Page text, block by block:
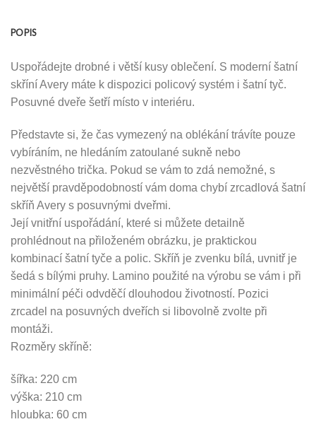
POPIS
Uspořádejte drobné i větší kusy oblečení. S moderní šatní
skříní Avery máte k dispozici policový systém i šatní tyč.
Posuvné dveře šetří místo v interiéru.
Představte si, že čas vymezený na oblékání trávíte pouze
vybíráním, ne hledáním zatoulané sukně nebo
nezvěstného trička. Pokud se vám to zdá nemožné, s
největší pravděpodobností vám doma chybí zrcadlová šatní
skříň Avery s posuvnými dveřmi.
Její vnitřní uspořádání, které si můžete detailně
prohlédnout na přiloženém obrázku, je praktickou
kombinací šatní tyče a polic. Skříň je zvenku bílá, uvnitř je
šedá s bílými pruhy. Lamino použité na výrobu se vám i při
minimální péči odvděčí dlouhodou životností. Pozici
zrcadel na posuvných dveřích si libovolně zvolte při
montáži.
Rozměry skříně:
šířka: 220 cm
výška: 210 cm
hloubka: 60 cm